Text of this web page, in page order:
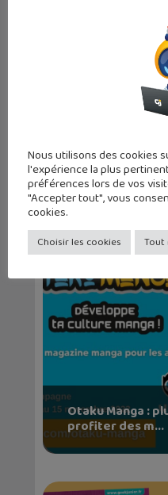
Le n°2 d’Otaku
Otaku Manga :
profiter des m...
Nous utilisons des cookies
l'expérience la plus
préférences lors de vos
"Accepter tout", vous
cookies.
Choisir les cookies